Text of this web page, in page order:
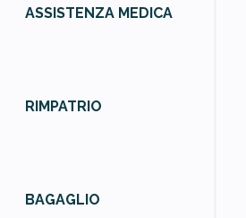
ASSISTENZA MEDICA
RIMPATRIO
BAGAGLIO